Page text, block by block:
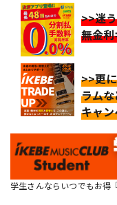
>>迷
無金
>>更
ラム
キャ
学生さんならいつでもお得